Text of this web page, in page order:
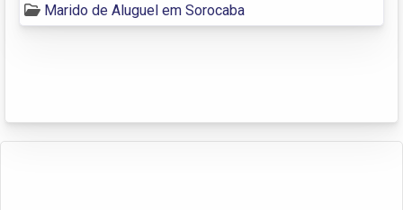
Marido de Aluguel em Sorocaba